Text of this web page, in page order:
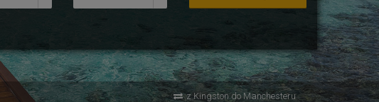
z Kingston do Manchesteru